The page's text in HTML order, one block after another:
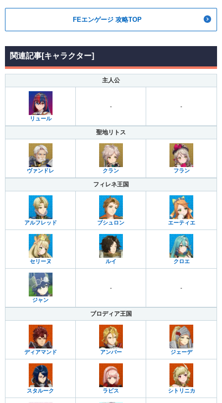
FEエンゲージ 攻略TOP
関連記事[キャラクター]
主人公
リュール
- -
聖地リトス
ヴァンドレ クラン フラン
フィレネ王国
アルフレッド ブシュロン エーティエ
セリーヌ ルイ クロエ
ジャン
- -
ブロディア王国
ディアマンド アンバー ジェーデ
スタルーク ラピス シトリニカ